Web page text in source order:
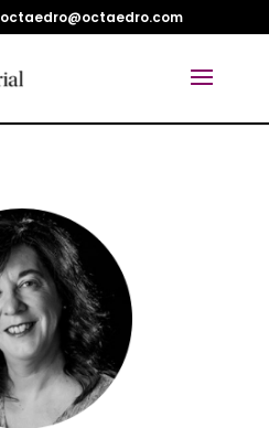
octaedro@octaedro.com